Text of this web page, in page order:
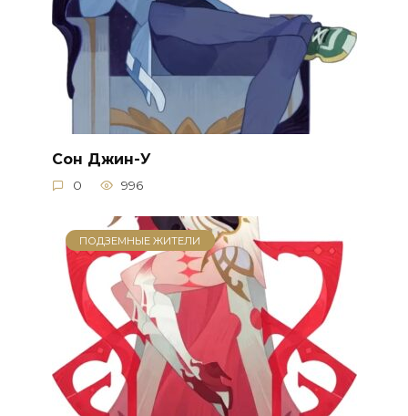
Сон Джин-У
0 996
ПОДЗЕМНЫЕ ЖИТЕЛИ